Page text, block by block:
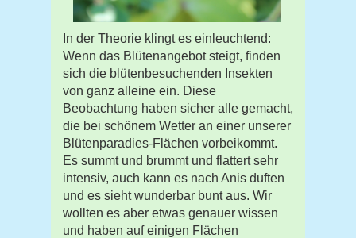
In der Theorie klingt es einleuchtend:
Wenn das Blütenangebot steigt, finden
sich die blütenbesuchenden Insekten
von ganz alleine ein. Diese
Beobachtung haben sicher alle gemacht,
die bei schönem Wetter an einer unserer
Blütenparadies-Flächen vorbeikommt.
Es summt und brummt und flattert sehr
intensiv, auch kann es nach Anis duften
und es sieht wunderbar bunt aus. Wir
wollten es aber etwas genauer wissen
und haben auf einigen Flächen